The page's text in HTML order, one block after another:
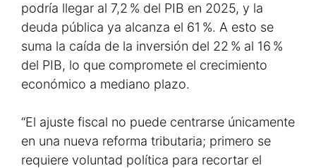
podría llegar al 7,2 % del PIB en 2025, y la
deuda pública ya alcanza el 61 %. A esto se
suma la caída de la inversión del 22 % al 16 %
del PIB, lo que compromete el crecimiento
económico a mediano plazo.
“El ajuste fiscal no puede centrarse únicamente
en una nueva reforma tributaria; primero se
requiere voluntad política para recortar el